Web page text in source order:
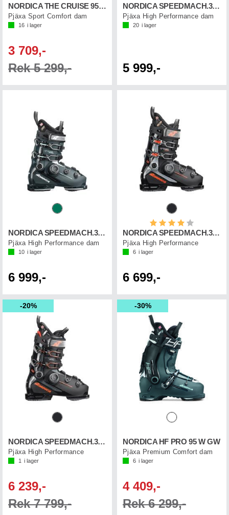
NORDICA THE CRUISE 95 W GW
Pjäxa Sport Comfort dam
16 i lager
3 709,-
Rek 5 299,-
NORDICA SPEEDMACH.3 BOA 95W GW
Pjäxa High Performance dam
20 i lager
5 999,-
NORDICA SPEEDMACH.3 BOA 105W GW
Pjäxa High Performance dam
10 i lager
6 999,-
Betyg:
NORDICA SPEEDMACH.3 BOA 110 GW
Pjäxa High Performance
6 i lager
6 699,-
20%
NORDICA SPEEDMACH.3 BOA 130 GW
Pjäxa High Performance
1 i lager
6 239,-
Rek 7 799,-
30%
NORDICA HF PRO 95 W GW
Pjäxa Premium Comfort dam
6 i lager
4 409,-
Rek 6 299,-